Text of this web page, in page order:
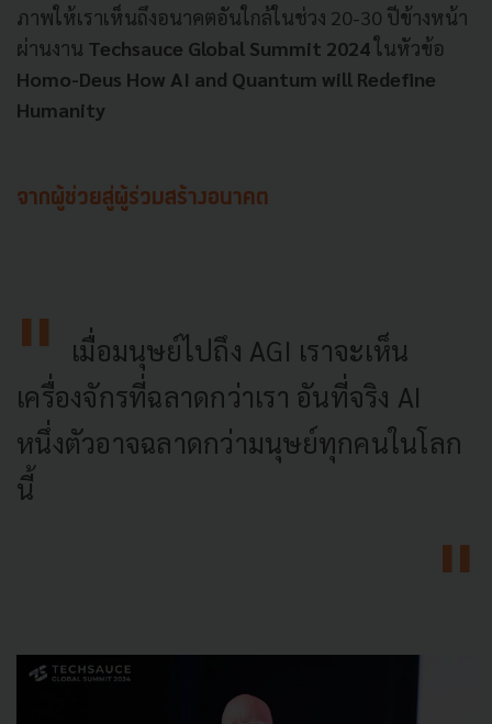
ภาพให้เราเห็นถึงอนาคตอันใกล้ในช่วง 20-30 ปีข้างหน้า
ผ่านงาน Techsauce Global Summit 2024ในหัวข้อ
Homo-Deus How AI and Quantum will Redefine
Humanity
จากผู้ช่วยสู่ผู้ร่วมสร้างอนาคต
เมื่อมนุษย์ไปถึง AGI เราจะเห็น
เครื่องจักรที่ฉลาดกว่าเรา อันที่จริง AI
หนึ่งตัวอาจฉลาดกว่ามนุษย์ทุกคนในโลก
นี้